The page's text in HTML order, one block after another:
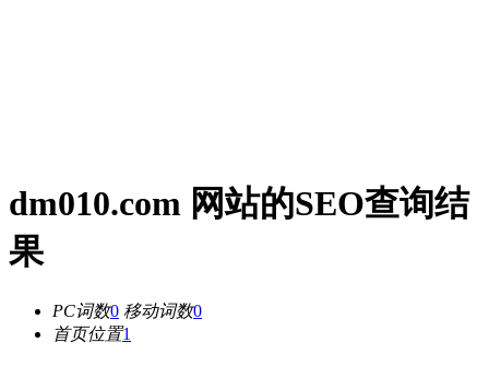
dm010.com 网站的SEO查询结
果
PC词数0 移动词数0
首页位置1